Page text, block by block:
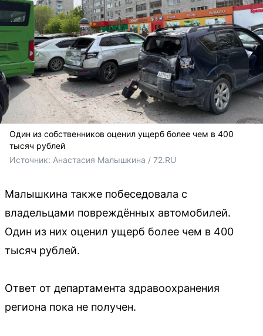
Один из собственников оценил ущерб более чем в 400
тысяч рублей
Источник: Анастасия Малышкина / 72.RU
Малышкина также побеседовала с
владельцами повреждённых автомобилей.
Один из них оценил ущерб более чем в 400
тысяч рублей.
Ответ от департамента здравоохранения
региона пока не получен.